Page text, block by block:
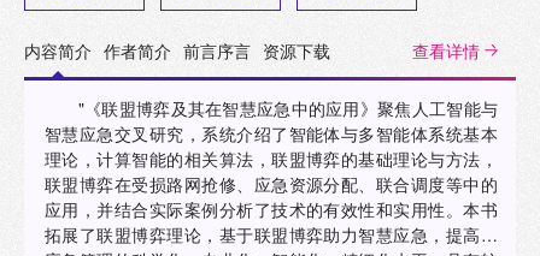
内容简介 作者简介 前言序言 资源下载 查看详情
"《联盟博弈及其在智慧应急中的应用》聚焦人工智能与
智慧应急交叉研究，系统介绍了智能体与多智能体系统基本
理论，计算智能的相关算法，联盟博弈的基础理论与方法，
联盟博弈在受损路网抢修、应急资源分配、联合调度等中的
应用，并结合实际案例分析了技术的有效性和实用性。本书
拓展了联盟博弈理论，基于联盟博弈助力智慧应急，提高了